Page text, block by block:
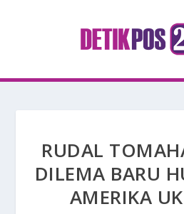
RUDAL
DILEMA BARU
AMERIKA